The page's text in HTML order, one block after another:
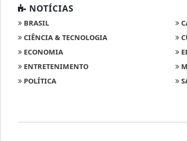
NOTÍCIAS
BRASIL
CIÊNCIA & TECNOLOGIA
ECONOMIA
ENTRETENIMENTO
POLÍTICA